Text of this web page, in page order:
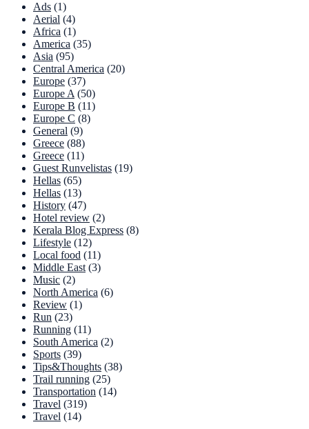
Ads (1)
Aerial (4)
Africa (1)
America (35)
Asia (95)
Central America (20)
Europe (37)
Europe A (50)
Europe B (11)
Europe C (8)
General (9)
Greece (88)
Greece (11)
Guest Runvelistas (19)
Hellas (65)
Hellas (13)
History (47)
Hotel review (2)
Kerala Blog Express (8)
Lifestyle (12)
Local food (11)
Middle East (3)
Music (2)
North America (6)
Review (1)
Run (23)
Running (11)
South America (2)
Sports (39)
Tips&Thoughts (38)
Trail running (25)
Transportation (14)
Travel (319)
Travel (14)